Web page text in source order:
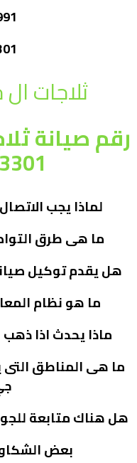
ثلاجات
رقم صيانة
لماذا يجب
ما هى طرق
هل يقدم توكيل
ما هو نظام
ماذا يحدث اذا
ما هى المناطق التى
هل هناك متابعة
بعض